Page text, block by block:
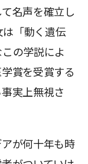
名声を確立し
は「動く遺伝
の学説によ
賞を受賞する
実上無視さ
が何十年も時